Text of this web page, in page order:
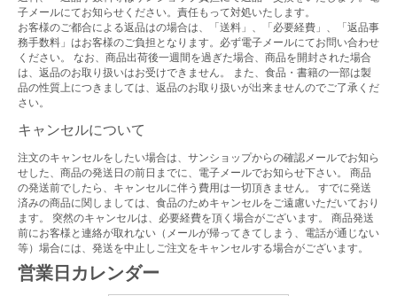
子メールにてお知らせください。責任もって対処いたします。
お客様のご都合による返品はの場合は、「送料」、「必要経費」、「返品事
務手数料」はお客様のご負担となります。必ず電子メールにてお問い合わせ
ください。 なお、商品出荷後一週間を過ぎた場合、商品を開封された場合
は、返品のお取り扱いはお受けできません。 また、食品・書籍の一部は製
品の性質上につきましては、返品のお取り扱いが出来ませんのでご了承くだ
さい。
キャンセルについて
注文のキャンセルをしたい場合は、サンショップからの確認メールでお知ら
せした、商品の発送日の前日までに、電子メールでお知らせ下さい。 商品
の発送前でしたら、キャンセルに伴う費用は一切頂きません。 すでに発送
済みの商品に関しましては、食品のためキャンセルをご遠慮いただいており
ます。 突然のキャンセルは、必要経費を頂く場合がございます。 商品発送
前にお客様と連絡が取れない（メールが帰ってきてしまう、電話が通じない
等）場合には、発送を中止しご注文をキャンセルする場合がございます。
営業日カレンダー